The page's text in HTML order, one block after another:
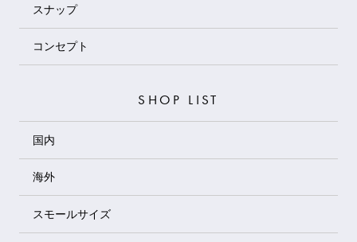
スナップ
コンセプト
SHOP LIST
国内
海外
スモールサイズ